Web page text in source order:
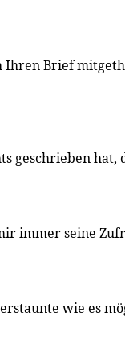
Ihren Brief
geschrieben hat,
immer seine
wie es